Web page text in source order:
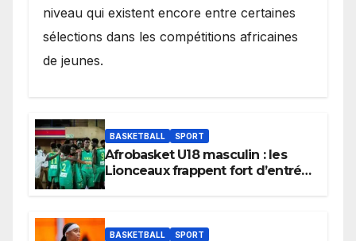
niveau qui existent encore entre certaines
sélections dans les compétitions africaines
de jeunes.
BASKETBALL SPORT
Afrobasket U18 masculin : les
Lionceaux frappent fort d’entrée
BASKETBALL SPORT